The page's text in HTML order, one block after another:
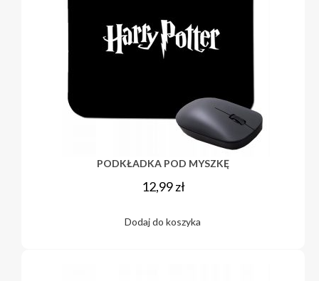
PODKŁADKA POD MYSZKĘ
12,99zł
Dodaj do koszyka